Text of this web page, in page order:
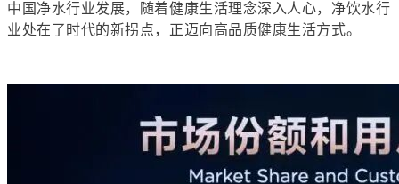
中国净水行业发展， 随着健康生活理念深入人心， 净饮水行
业处在了 时代的新拐点， 正迈向高品质健康生活方式。